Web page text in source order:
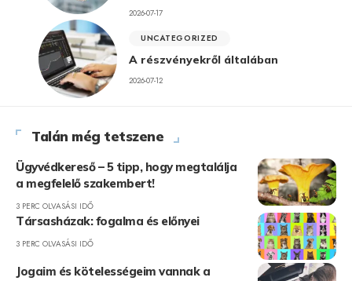
2026-07-17
UNCATEGORIZED
A részvényekről általában
2026-07-12
Talán még tetszene
Ügyvédkereső – 5 tipp, hogy megtalálja
a megfelelő szakembert!
3 PERC OLVASÁSI IDŐ
Társasházak: fogalma és előnyei
3 PERC OLVASÁSI IDŐ
Jogaim és kötelességeim vannak a